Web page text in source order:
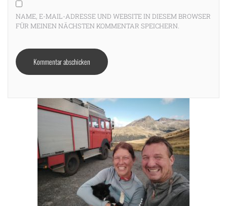
NAME, E-MAIL-ADRESSE UND WEBSITE IN DIESEM BROWSER
FÜR MEINEN NÄCHSTEN KOMMENTAR SPEICHERN.